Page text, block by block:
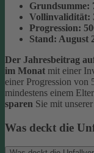
Grundsumme:
Vollinvalidität:
Progression:
Stand: August
Der Jahresbeitrag
im Monat mit einer
einer Progression von
mindestens einem
sparen Sie mit
Was deckt die